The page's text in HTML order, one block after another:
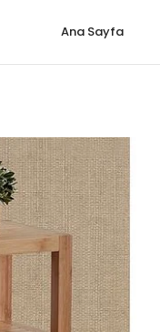
Ana Sayfa